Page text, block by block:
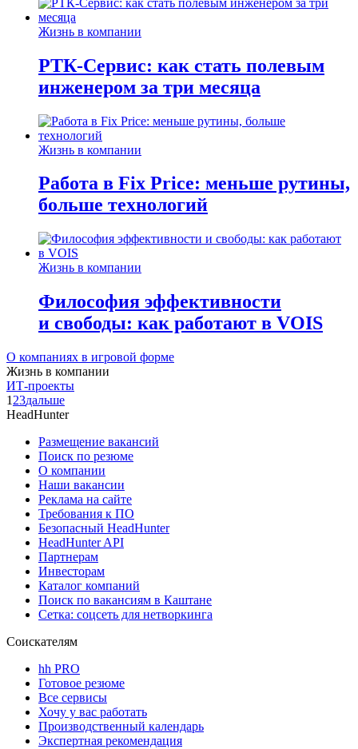
Жизнь в компании
РТК-Сервис: как стать полевым
инженером за три месяца
Жизнь в компании
Работа в Fix Price: меньше рутины,
больше технологий
Жизнь в компании
Философия эффективности
и свободы: как работают в VOIS
О компаниях в игровой форме
Жизнь в компании
ИТ-проекты
1 23дальше
HeadHunter
Размещение вакансий
Поиск по резюме
О компании
Наши вакансии
Реклама на сайте
Требования к ПО
Безопасный HeadHunter
HeadHunter API
Партнерам
Инвесторам
Каталог компаний
Поиск по вакансиям в Каштане
Сетка: соцсеть для нетворкинга
Соискателям
hh PRO
Готовое резюме
Все сервисы
Хочу у вас работать
Производственный календарь
Экспертная рекомендация